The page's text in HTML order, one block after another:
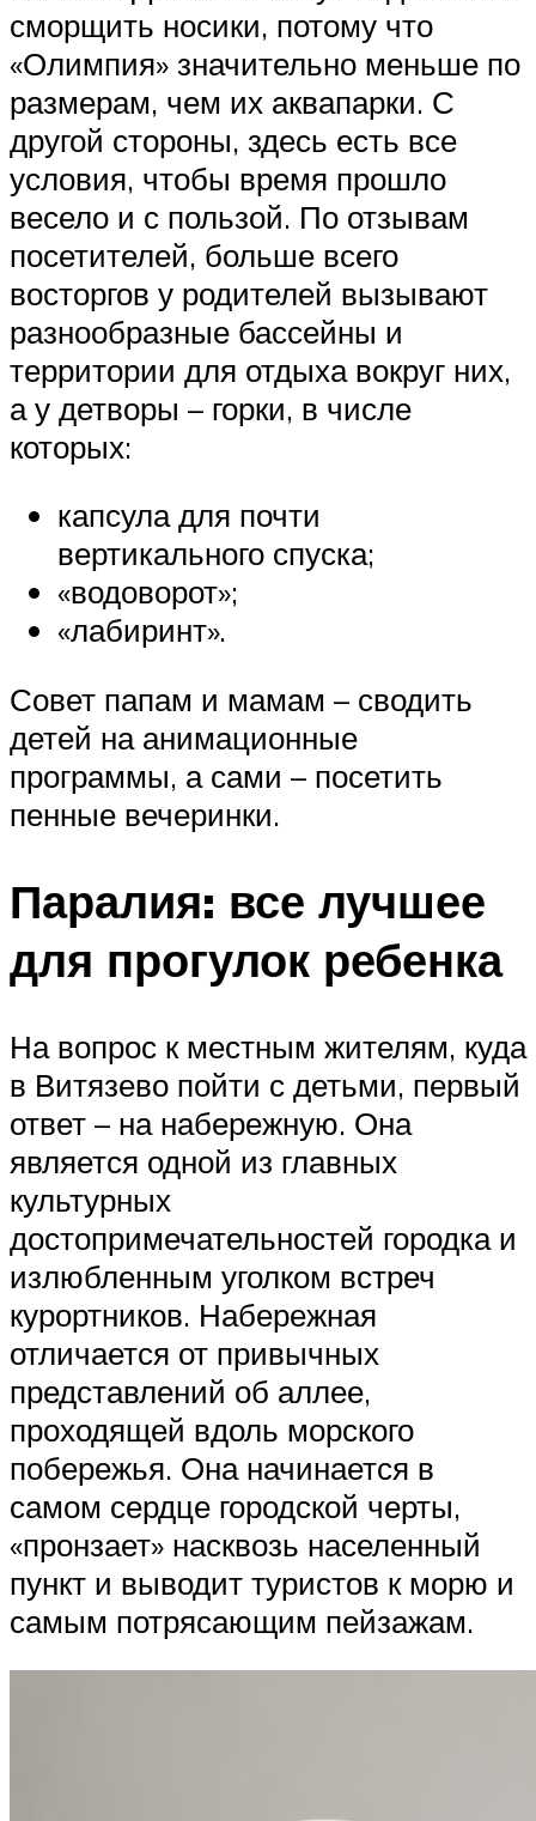
сморщить носики, потому что
«Олимпия» значительно меньше по
размерам, чем их аквапарки. С
другой стороны, здесь есть все
условия, чтобы время прошло
весело и с пользой. По отзывам
посетителей, больше всего
восторгов у родителей вызывают
разнообразные бассейны и
территории для отдыха вокруг них,
а у детворы – горки, в числе
которых:
капсула для почти
вертикального спуска;
«водоворот»;
«лабиринт».
Совет папам и мамам – сводить
детей на анимационные
программы, а сами – посетить
пенные вечеринки.
Паралия: все лучшее
для прогулок ребенка
На вопрос к местным жителям, куда
в Витязево пойти с детьми, первый
ответ – на набережную. Она
является одной из главных
культурных
достопримечательностей городка и
излюбленным уголком встреч
курортников. Набережная
отличается от привычных
представлений об аллее,
проходящей вдоль морского
побережья. Она начинается в
самом сердце городской черты,
«пронзает» насквозь населенный
пункт и выводит туристов к морю и
самым потрясающим пейзажам.